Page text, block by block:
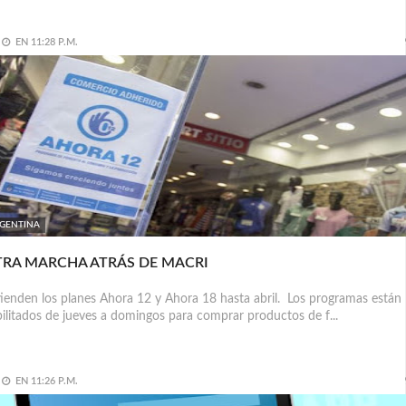
EN 11:28 P.M.
MARCHA ATRÁS DE MACRI
los planes Ahora 12 y Ahora 18 hasta abril. Los programas están
de jueves a domingos para comprar productos de f...
EN 11:26 P.M.